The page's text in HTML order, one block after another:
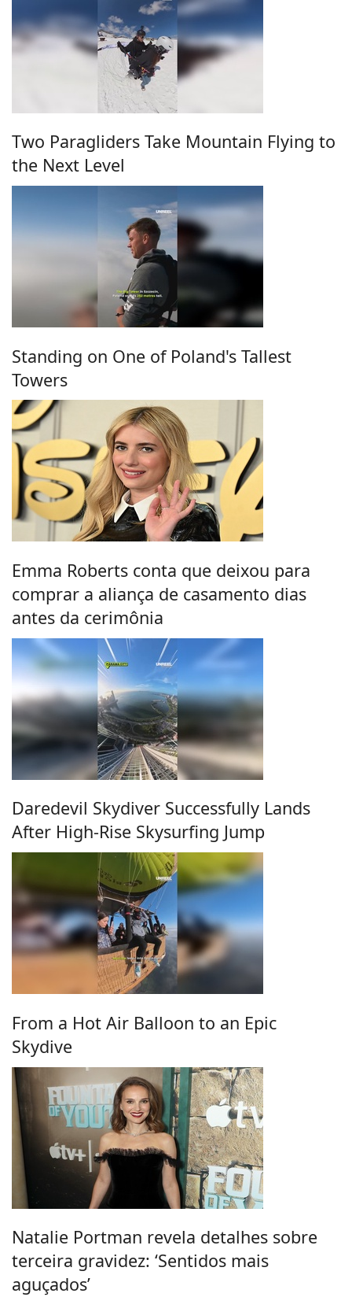
Two Paragliders Take Mountain Flying to
the Next Level
Standing on One of Poland's Tallest
Towers
Emma Roberts conta que deixou para
comprar a aliança de casamento dias
antes da cerimônia
Daredevil Skydiver Successfully Lands
After High-Rise Skysurfing Jump
From a Hot Air Balloon to an Epic
Skydive
Natalie Portman revela detalhes sobre
terceira gravidez: ‘Sentidos mais
aguçados’